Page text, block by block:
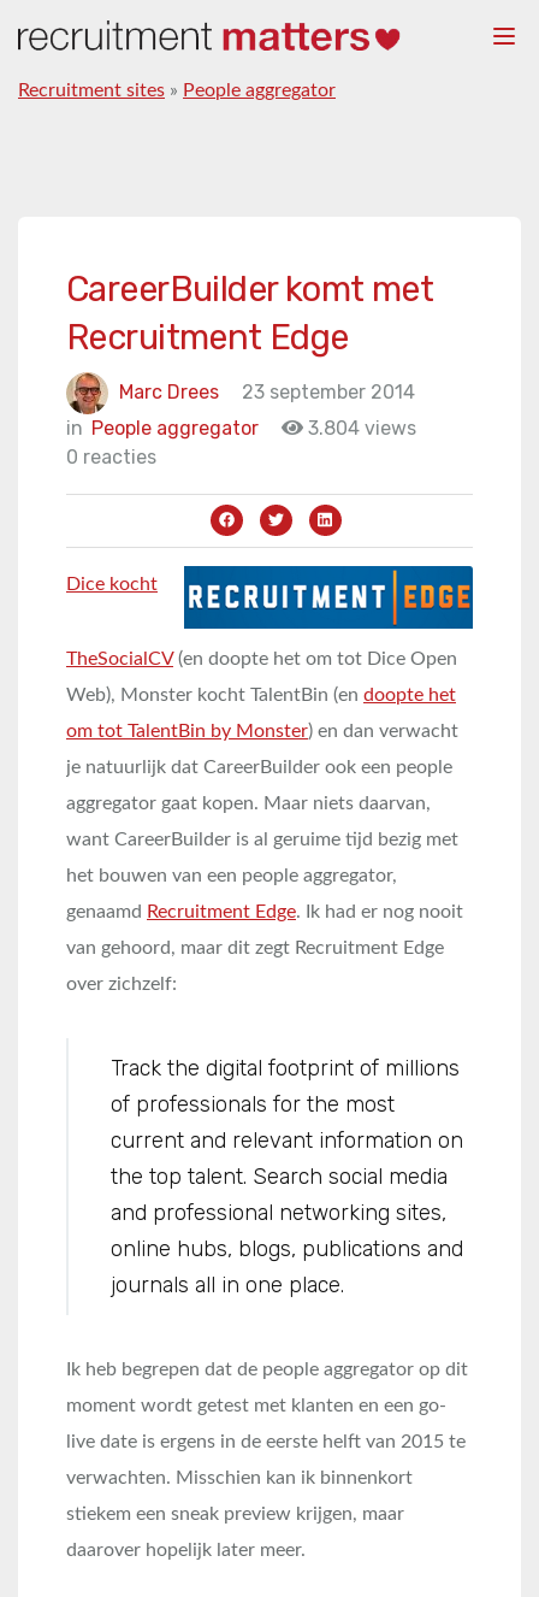
Recruitment sites » People aggregator
CareerBuilder komt met
Recruitment Edge
Marc Drees
23 september 2014
in People aggregator
3.804 views
0 reacties
Dice kocht
TheSocialCV(en doopte het om tot Dice Open
Web), Monster kocht TalentBin (en doopte het
om tot TalentBin by Monster) en dan verwacht
je natuurlijk dat CareerBuilder ook een people
aggregator gaat kopen. Maar niets daarvan,
want CareerBuilder is al geruime tijd bezig met
het bouwen van een people aggregator,
genaamd Recruitment Edge. Ik had er nog nooit
van gehoord, maar dit zegt Recruitment Edge
over zichzelf:
Track the digital footprint of millions
of professionals for the most
current and relevant information on
the top talent. Search social media
and professional networking sites,
online hubs, blogs, publications and
journals all in one place.
Ik heb begrepen dat de people aggregator op dit
moment wordt getest met klanten en een go-
live date is ergens in de eerste helft van 2015 te
verwachten. Misschien kan ik binnenkort
stiekem een sneak preview krijgen, maar
daarover hopelijk later meer.